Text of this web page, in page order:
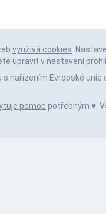
využívá cookies.
upravit v nastavení
nařízením Evropské unie
pomoc potřebným ♥️.